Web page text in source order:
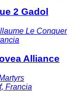
2 Gadol
Le
Alliance
, Francia